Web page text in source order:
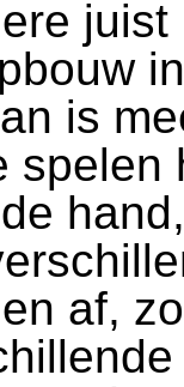
juist
is
spelen
af,